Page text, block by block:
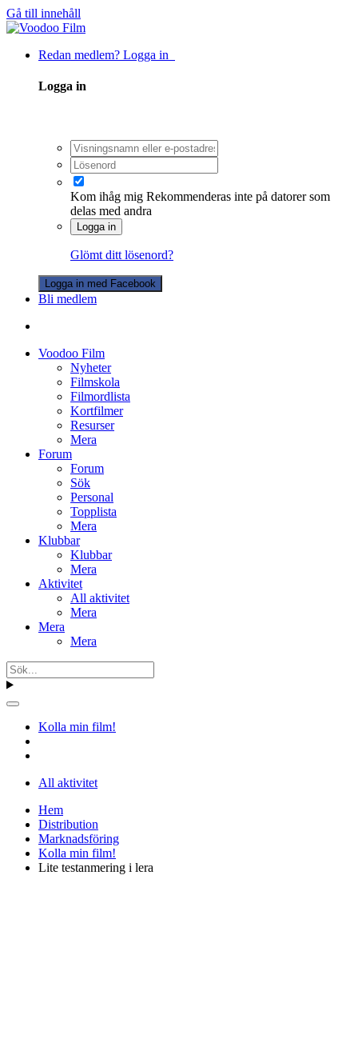
Gå till innehåll
Redan medlem? Logga in
Logga in
Kom ihåg mig Rekommenderas inte på datorer som
delas med andra
Logga in
Glömt ditt lösenord?
Logga in med Facebook
Bli medlem
Voodoo Film
Nyheter
Filmskola
Filmordlista
Kortfilmer
Resurser
Mera
Forum
Forum
Sök
Personal
Topplista
Mera
Klubbar
Klubbar
Mera
Aktivitet
All aktivitet
Mera
Mera
Mera
Kolla min film!
All aktivitet
Hem
Distribution
Marknadsföring
Kolla min film!
Lite testanmering i lera